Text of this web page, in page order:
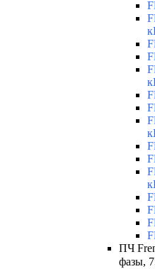
ПЧ
фазы,